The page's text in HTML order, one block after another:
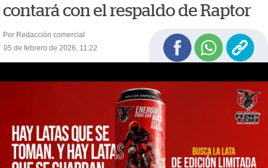
contará con el respaldo de Raptor
Por Redacción comercial
05 de febrero de 2026, 11:22